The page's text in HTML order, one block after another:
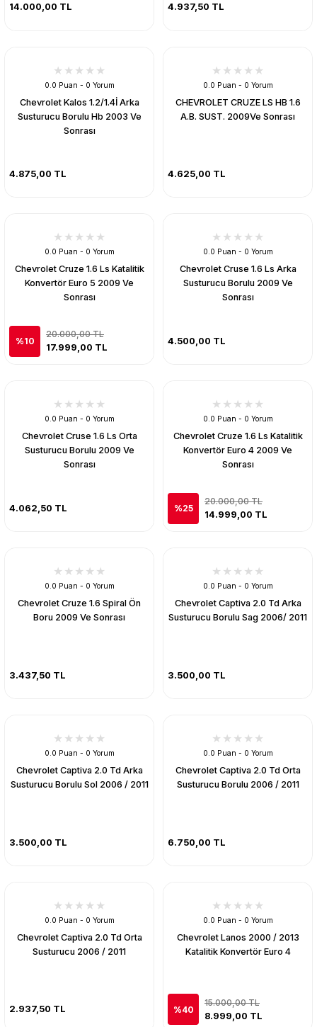
14.000,00 TL 4.937,50 TL
0.0 Puan - 0 Yorum
Chevrolet Kalos 1.2/1.4İ Arka
Susturucu Borulu Hb 2003 Ve
Sonrası
4.875,00 TL
0.0 Puan - 0 Yorum
CHEVROLET CRUZE LS HB 1.6
A.B. SUST. 2009Ve Sonrası
4.625,00 TL
0.0 Puan - 0 Yorum
Chevrolet Cruze 1.6 Ls Katalitik
Konvertör Euro 5 2009 Ve
Sonrası
%10
20.000,00 TL
17.999,00 TL
0.0 Puan - 0 Yorum
Chevrolet Cruse 1.6 Ls Arka
Susturucu Borulu 2009 Ve
Sonrası
4.500,00 TL
0.0 Puan - 0 Yorum
Chevrolet Cruse 1.6 Ls Orta
Susturucu Borulu 2009 Ve
Sonrası
4.062,50 TL
0.0 Puan - 0 Yorum
Chevrolet Cruze 1.6 Ls Katalitik
Konvertör Euro 4 2009 Ve
Sonrası
%25
20.000,00 TL
14.999,00 TL
0.0 Puan - 0 Yorum
Chevrolet Cruze 1.6 Spiral Ön
Boru 2009 Ve Sonrası
3.437,50 TL
0.0 Puan - 0 Yorum
Chevrolet Captiva 2.0 Td Arka
Susturucu Borulu Sag 2006/ 2011
3.500,00 TL
0.0 Puan - 0 Yorum
Chevrolet Captiva 2.0 Td Arka
Susturucu Borulu Sol 2006 / 2011
3.500,00 TL
0.0 Puan - 0 Yorum
Chevrolet Captiva 2.0 Td Orta
Susturucu Borulu 2006 / 2011
6.750,00 TL
0.0 Puan - 0 Yorum
Chevrolet Captiva 2.0 Td Orta
Susturucu 2006 / 2011
2.937,50 TL
0.0 Puan - 0 Yorum
Chevrolet Lanos 2000 / 2013
Katalitik Konvertör Euro 4
%40
15.000,00 TL
8.999,00 TL